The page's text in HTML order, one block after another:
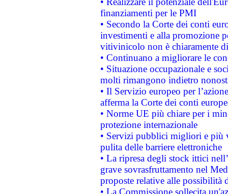
finanziamenti per le PMI
• Secondo la Corte dei conti
investimenti e alla promozione
vitivinicolo non è chiaramente
• Continuano a migliorare le
• Situazione occupazionale e
molti rimangono indietro
• Il Servizio europeo per
afferma la Corte dei conti
• Norme UE più chiare per i
protezione internazionale
• Servizi pubblici migliori e più
pulita delle barriere elettroniche
• La ripresa degli stock ittici
grave sovrasfruttamento nel
proposte relative alle possibilità
• La Commissione sollecita